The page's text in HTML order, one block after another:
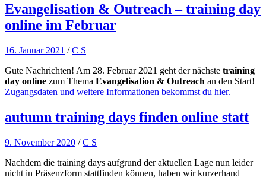
Evangelisation & Outreach – training day
online im Februar
16. Januar 2021 /C S
Gute Nachrichten! Am 28. Februar 2021 geht der nächste training
day online zum Thema Evangelisation & Outreach an den Start!
Zugangsdaten und weitere Informationen bekommst du hier.
autumn training days finden online statt
9. November 2020 /C S
Nachdem die training days aufgrund der aktuellen Lage nun leider
nicht in Präsenzform stattfinden können, haben wir kurzerhand